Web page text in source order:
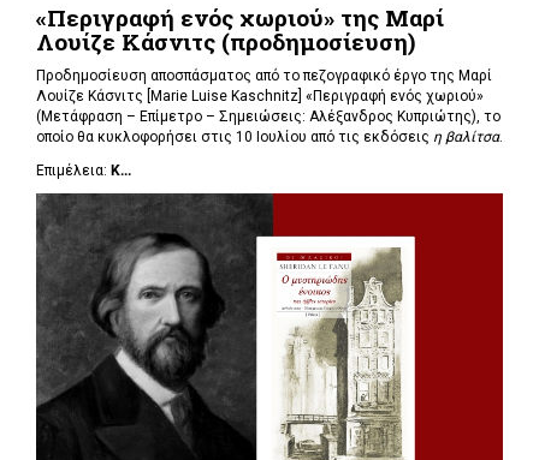
«Περιγραφή ενός χωριού» της Μαρί
Λουίζε Κάσνιτς (προδημοσίευση)
Προδημοσίευση αποσπάσματος από το πεζογραφικό έργο της Μαρί
Λουίζε Κάσνιτς [Marie Luise Kaschnitz] «Περιγραφή ενός χωριού»
(Μετάφραση – Επίμετρο – Σημειώσεις: Αλέξανδρος Κυπριώτης), το
οποίο θα κυκλοφορήσει στις 10 Ιουλίου από τις εκδόσεις η βαλίτσα.
Επιμέλεια: Κ...